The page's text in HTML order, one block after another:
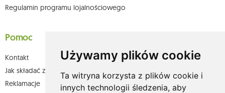
Używamy plików cookie
Ta witryna korzysta z plików cookie i
innych technologii śledzenia, aby
Regulamin programu lojalnościowego
Pomoc
Kontakt
Jak składać zamówienia w sklepie olium.pl?
Reklamacje